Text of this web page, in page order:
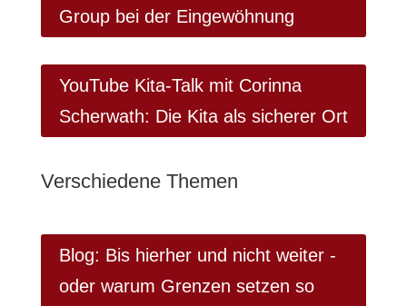
Group bei der Eingewöhnung
YouTube Kita-Talk mit Corinna
Scherwath: Die Kita als sicherer Ort
Verschiedene Themen
Blog: Bis hierher und nicht weiter -
oder warum Grenzen setzen so